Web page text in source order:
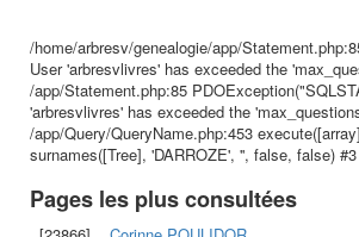
/home/arbresv/genealogie/app/
User 'arbresvlivres' has exceeded the
/app/Statement.php:85
'arbresvlivres' has exceeded the
/app/Query/QueryName.php:453
surnames([Tree], 'DARROZE', '', false, false)
Pages les plus consultées